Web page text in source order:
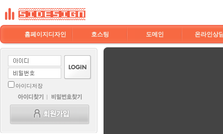
홈페이지디자인 호스팅 도메인 온라인상
아이디저장